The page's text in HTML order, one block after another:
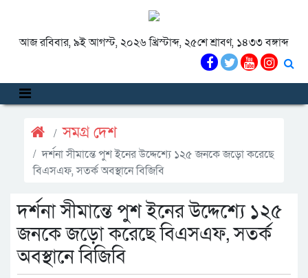
আজ রবিবার, ৯ই আগস্ট, ২০২৬ খ্রিস্টাব্দ, ২৫শে শ্রাবণ, ১৪৩৩ বঙ্গাব্দ
সমগ্র দেশ
দর্শনা সীমান্তে পুশ ইনের উদ্দেশ্যে ১২৫ জনকে জড়ো করেছে
বিএসএফ, সতর্ক অবস্থানে বিজিবি
দর্শনা সীমান্তে পুশ ইনের উদ্দেশ্যে ১২৫
জনকে জড়ো করেছে বিএসএফ, সতর্ক
অবস্থানে বিজিবি